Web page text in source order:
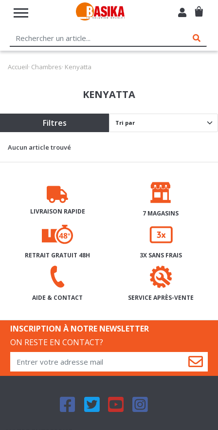
Accueil· Chambres· Kenyatta
KENYATTA
Filtres
Aucun article trouvé
LIVRAISON RAPIDE 7 MAGASINS
RETRAIT GRATUIT 48H 3X SANS FRAIS
AIDE & CONTACT SERVICE APRÈS-VENTE
INSCRIPTION À NOTRE NEWSLETTER
ON RESTE EN CONTACT?